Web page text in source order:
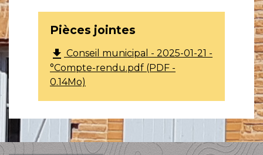
Pièces jointes
file_download Conseil municipal - 2025-01-21 -
°Compte-rendu.pdf (PDF -
0.14Mo)